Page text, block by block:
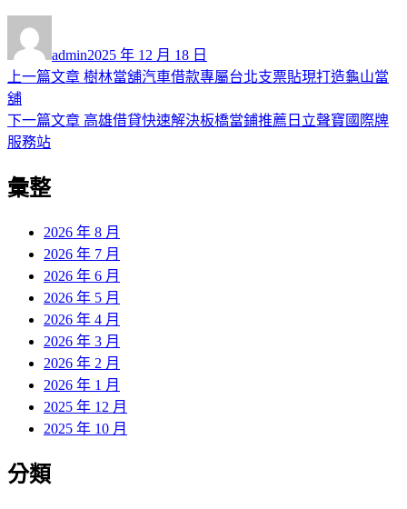
者
admin佈
日
2025 年 12 月 18 日
文
章
導
覽
上一篇文章 上
篇
樹林當舖汽車借款專屬台北支票貼現打造龜山當
舖
下一篇文章 下
高雄借貸快速解決板橋當鋪推薦日立聲寶國際牌
服務站
彙整
2026 年 8 月
2026 年 7 月
2026 年 6 月
2026 年 5 月
2026 年 4 月
2026 年 3 月
2026 年 2 月
2026 年 1 月
2025 年 12 月
2025 年 10 月
分類